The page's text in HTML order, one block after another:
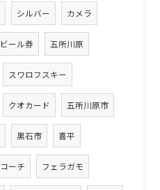
シルバー カメラ
ビール券 五所川原
スワロフスキー
クオカード 五所川原市
黒石市 喜平
コーチ フェラガモ